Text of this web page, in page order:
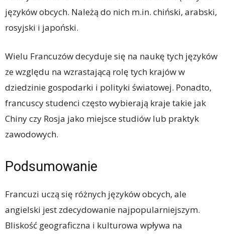
języków obcych. Należą do nich m.in. chiński, arabski,
rosyjski i japoński.
Wielu Francuzów decyduje się na naukę tych języków
ze względu na wzrastającą rolę tych krajów w
dziedzinie gospodarki i polityki światowej. Ponadto,
francuscy studenci często wybierają kraje takie jak
Chiny czy Rosja jako miejsce studiów lub praktyk
zawodowych.
Podsumowanie
Francuzi uczą się różnych języków obcych, ale
angielski jest zdecydowanie najpopularniejszym.
Bliskość geograficzna i kulturowa wpływa na